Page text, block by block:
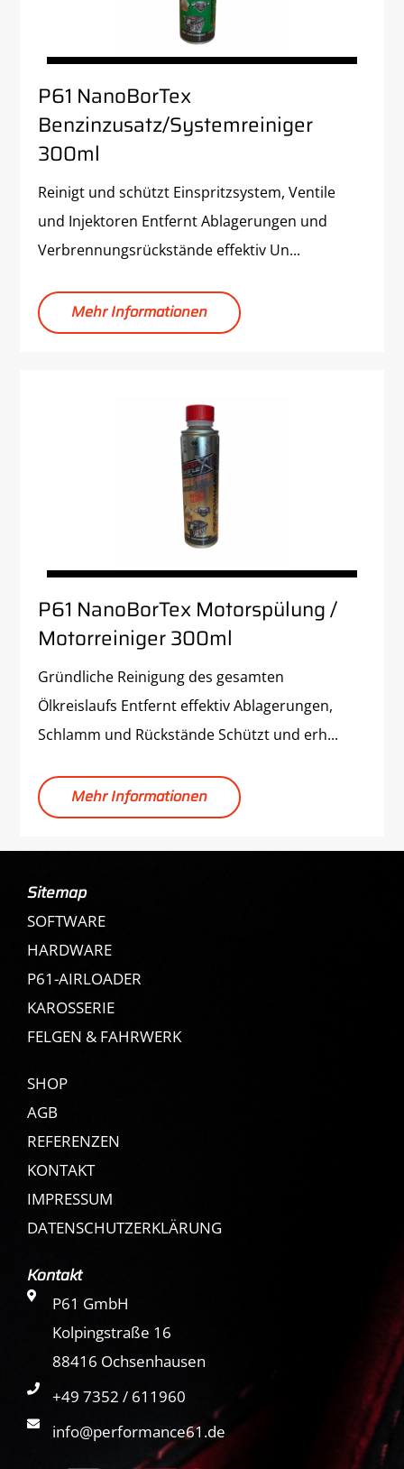
P61 NanoBorTex
Benzinzusatz/Systemreiniger
300ml
Reinigt und schützt Einspritzsystem, Ventile
und Injektoren Entfernt Ablagerungen und
Verbrennungsrückstände effektiv Un...
Mehr Informationen
P61 NanoBorTex Motorspülung /
Motorreiniger 300ml
Gründliche Reinigung des gesamten
Ölkreislaufs Entfernt effektiv Ablagerungen,
Schlamm und Rückstände Schützt und erh...
Mehr Informationen
Kontakt
P61 GmbH
Kolpingstraße 16
88416 Ochsenhausen
+49 7352 / 611960
info@performance61.de
Sitemap
SOFTWARE
HARDWARE
P61-AIRLOADER
KAROSSERIE
FELGEN & FAHRWERK
SHOP
AGB
REFERENZEN
KONTAKT
IMPRESSUM
DATENSCHUTZERKLÄRUNG